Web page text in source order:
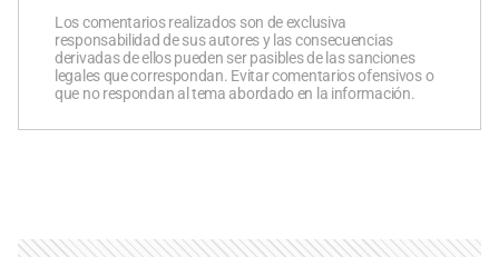
Los comentarios realizados son de exclusiva
responsabilidad de sus autores y las consecuencias
derivadas de ellos pueden ser pasibles de las sanciones
legales que correspondan. Evitar comentarios ofensivos o
que no respondan al tema abordado en la información.